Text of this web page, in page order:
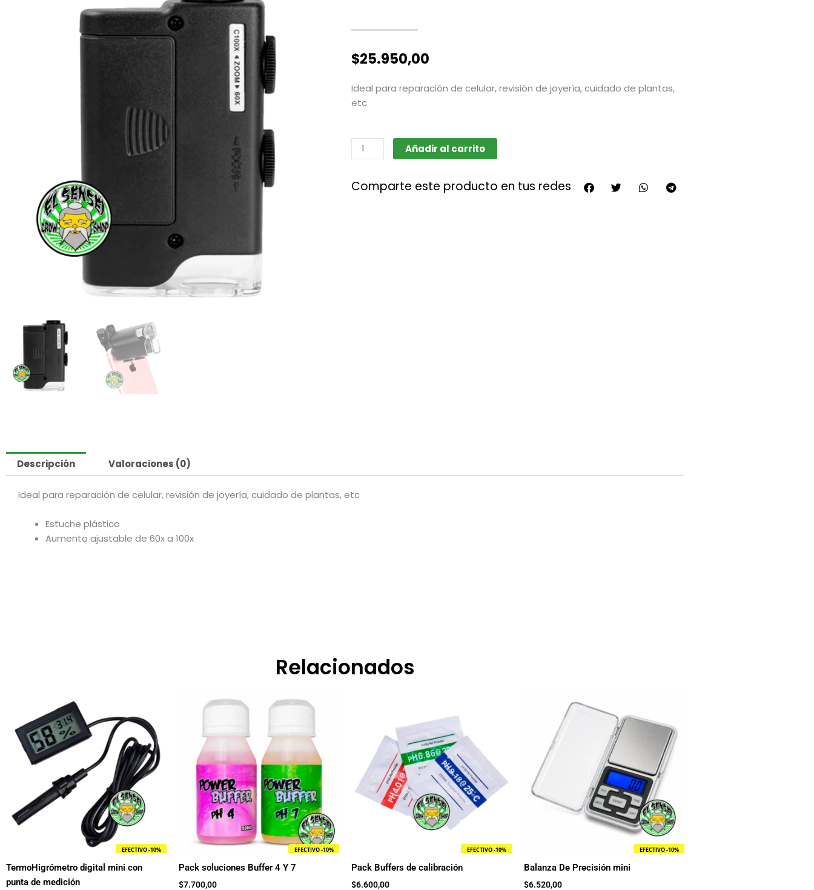
$25.950,00
Ideal para reparación de celular, revisión de joyería, cuidado de plantas,
etc
Microscopio
magnificador
cantidad
Añadir al carrito
Comparte este producto en tus redes
Descripción Valoraciones (0)
Ideal para reparación de celular, revisión de joyería, cuidado de plantas, etc
Estuche plástico
Aumento ajustable de 60x a 100x
Relacionados
EFECTIVO -10%
TermoHigrómetro digital mini con
punta de medición
EFECTIVO -10%
Pack soluciones Buffer 4 Y 7
$7.700,00
EFECTIVO -10%
Pack Buffers de calibración
$6.600,00
EFECTIVO -10%
Balanza De Precisión mini
$6.520,00